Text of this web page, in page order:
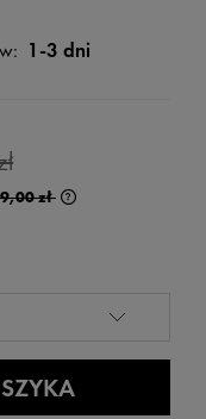
1-3 dni
zł